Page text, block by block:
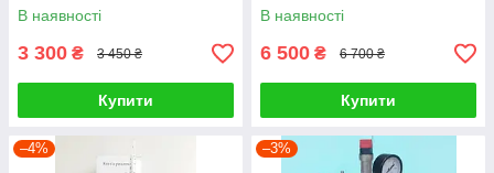
В наявності
3 300 ₴ 3 450 ₴
Купити
В наявності
6 500 ₴ 6 700 ₴
Купити
–4% –3%